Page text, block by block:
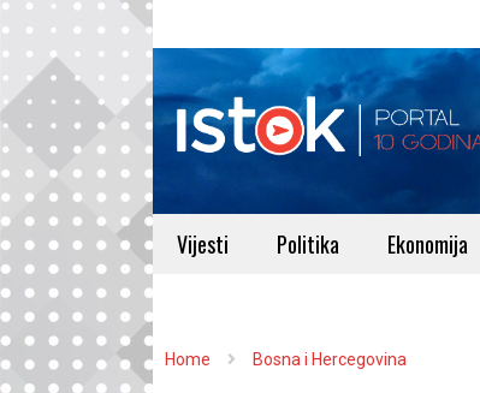
Vijesti Politika Ekonomija
Home Bosna i Hercegovina